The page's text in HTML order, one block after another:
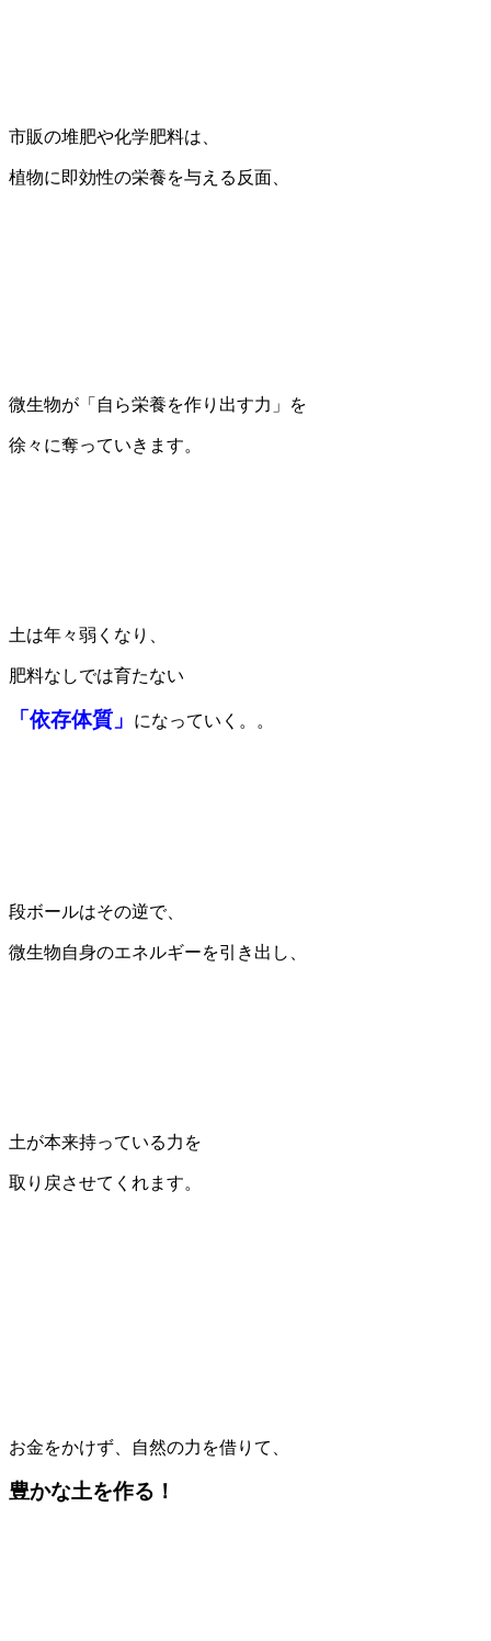
市販の堆肥や化学肥料は、
植物に即効性の栄養を与える反面、
微生物が「自ら栄養を作り出す力」を
徐々に奪っていきます。
土は年々弱くなり、
肥料なしでは育たない
「依存体質」 になっていく。。
段ボールはその逆で、
微生物自身のエネルギーを引き出し、
土が本来持っている力を
取り戻させてくれます。
お金をかけず、自然の力を借りて、
豊かな土を作る！